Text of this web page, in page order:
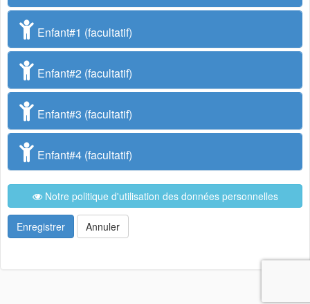
Enfant#1 (facultatif)
Enfant#2 (facultatif)
Enfant#3 (facultatif)
Enfant#4 (facultatif)
Notre politique d'utilisation des données personnelles
Enregistrer Annuler